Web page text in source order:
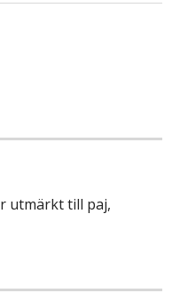
utmärkt till paj,